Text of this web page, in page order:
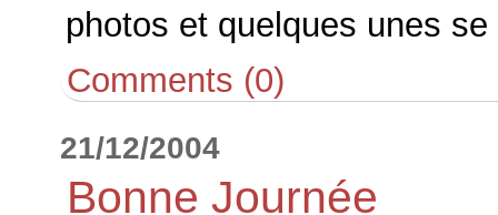
photos et quelques unes
Comments (0)
21/12/2004
Bonne Journée